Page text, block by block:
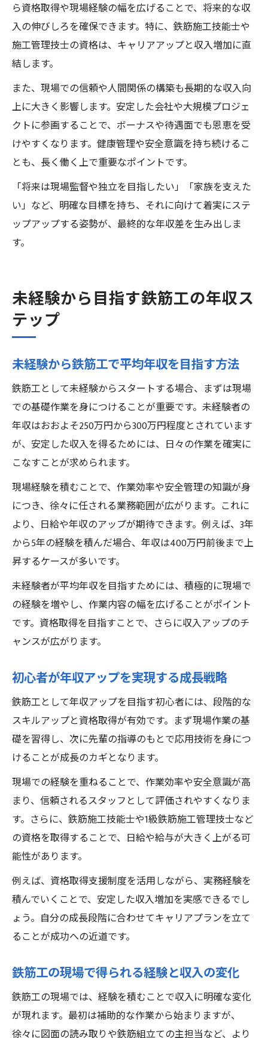
ら資格取得や現場経験の幅を広げることで、将来的な収
入の伸びしろを確保できます。特に、鉄筋施工技能士や
施工管理技士の資格は、キャリアアップと収入増加に直
結します。
また、現場での信頼や人間関係の構築も長期的な収入向
上に大きく影響します。安定した会社や大規模プロジェ
クトに参画することで、ボーナスや待遇面でも恩恵を受
けやすくなります。健康管理や安全意識を持ち続けるこ
とも、長く働く上で重要なポイントです。
「将来は現場監督や独立を目指したい」「家族を支えた
い」など、明確な目標を持ち、それに向けて着実にステ
ップアップする姿勢が、最終的な年収差を生み出しま
す。
未経験から目指す鉄筋工の年収ス
テップ
未経験から鉄筋工で平均年収を目指す方法
鉄筋工として未経験からスタートする場合、まずは現場
での基礎作業を身につけることが重要です。未経験者の
年収はおおよそ250万円から300万円程度とされています
が、安定した収入を得るためには、日々の作業を確実に
こなすことが求められます。
現場経験を積むことで、作業効率や安全管理の知識が身
につき、徐々に任される業務範囲が広がります。これに
より、日給や年収のアップが期待できます。例えば、3年
から5年の経験を積んだ場合、年収は400万円前後まで上
昇するケースが多いです。
未経験者が平均年収を目指すためには、積極的に現場で
の経験を増やし、作業内容の幅を広げることがポイント
です。資格取得を目指すことで、さらに収入アップのチ
ャンスが広がります。
初心者が年収アップを実現する成長戦略
鉄筋工として年収アップを目指す初心者には、段階的な
スキルアップと資格取得が有効です。まず現場作業の基
礎を習得し、次に先輩の指導のもとで応用技術を身につ
けることが成長のカギとなります。
現場での経験を重ねることで、作業効率や安全意識が高
まり、信頼されるスタッフとして評価されやすくなりま
す。さらに、鉄筋施工技能士や1級鉄筋施工管理技士など
の資格を取得することで、日給や給与が大きく上がる可
能性があります。
例えば、資格取得支援制度を活用しながら、実務経験を
積んでいくことで、安定した収入増加を実感できるでし
ょう。自分の成長段階に合わせてキャリアプランを立て
ることが成功への近道です。
鉄筋工の現場で得られる経験と収入の変化
鉄筋工の現場では、経験を積むことで収入に明確な変化
が現れます。最初は補助的な作業から始まりますが、
徐々に図面の読み取りや鉄筋組立ての主担当など、より